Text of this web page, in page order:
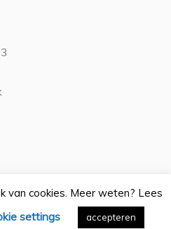
© 2026 / Alle rechten
van cookies. Meer weten? Lees
settings accepteren